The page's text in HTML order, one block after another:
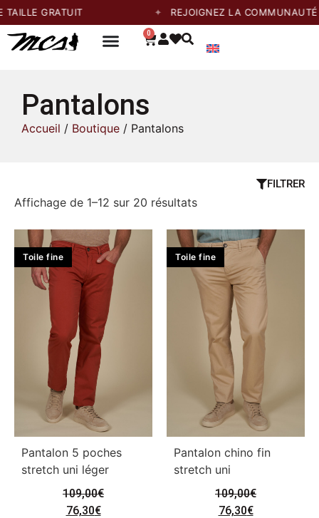
GRATUIT REJOIGNEZ LA COMMUNAUTÉ ET
0
Pantalons
Accueil / Boutique / Pantalons
Affichage de 1–12 sur 20 résultats
FILTRER
Toile fine
Pantalon 5 poches
stretch uni léger
109,00€
76,30€
Toile fine
Pantalon chino fin
stretch uni
109,00€
76,30€